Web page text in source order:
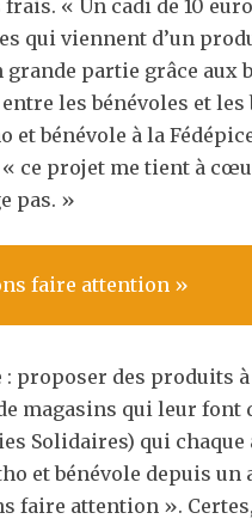
« Un cadi de 10
qui viennent d’un
partie grâce aux
les bénévoles et
bénévole à la
ce projet me tient à
pas. »
faire attention »
proposer des produits
magasins qui leur font
Solidaires) qui
et bénévole depuis
faire attention ».